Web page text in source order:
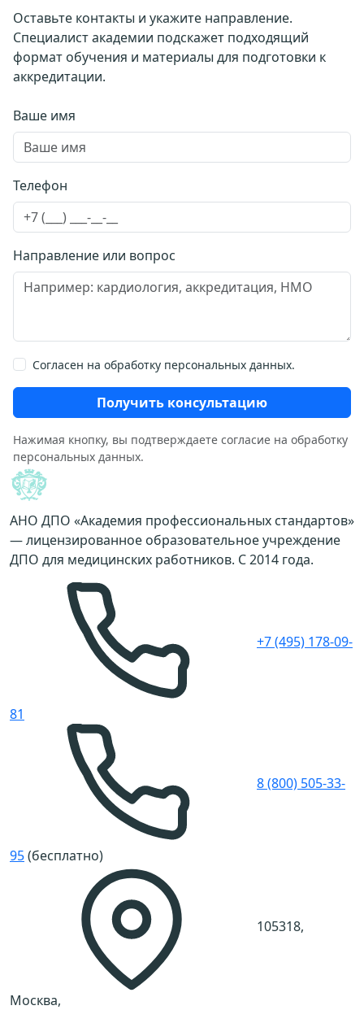
Оставьте контакты и укажите направление.
Специалист академии подскажет подходящий
формат обучения и материалы для подготовки к
аккредитации.
Ваше имя
Телефон
Направление или вопрос
Согласен на обработку персональных данных.
Получить консультацию
Нажимая кнопку, вы подтверждаете согласие на обработку
персональных данных.
АНО ДПО «Академия профессиональных стандартов»
— лицензированное образовательное учреждение
ДПО для медицинских работников. С 2014 года.
+7 (495) 178-09-
81
8 (800) 505-33-
95(бесплатно)
105318,
Москва,